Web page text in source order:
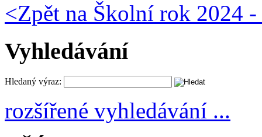
<Zpět na Školní rok 2024 -
Vyhledávání
Hledaný výraz:
rozšířené vyhledávání ...